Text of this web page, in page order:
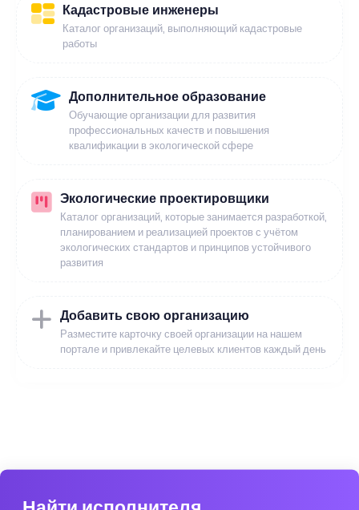
Кадастровые инженеры
Каталог организаций, выполняющий кадастровые
работы
Дополнительное образование
Обучающие организации для развития
профессиональных качеств и повышения
квалификации в экологической сфере
Экологические проектировщики
Каталог организаций, которые занимается разработкой,
планированием и реализацией проектов с учётом
экологических стандартов и принципов устойчивого
развития
Добавить свою организацию
Разместите карточку своей организации на нашем
портале и привлекайте целевых клиентов каждый день